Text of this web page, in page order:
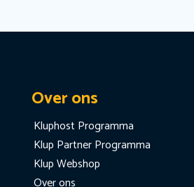
Over ons
Kluphost Programma
Klup Partner Programma
Klup Webshop